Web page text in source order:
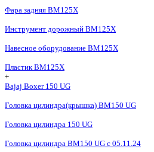
Фара задняя BM125X
Инструмент дорожный BM125X
Навесное оборудование BM125X
Пластик BM125X
+
Bajaj Boxer 150 UG
Головка цилиндра(крышка) BM150 UG
Головка цилиндра 150 UG
Головка цилиндра BM150 UG c 05.11.24